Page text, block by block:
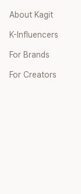
About Kagit
K-Influencers
For Brands
For Creators